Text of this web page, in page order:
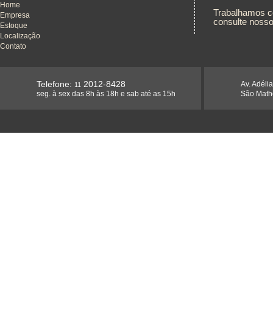
Home
Empresa
Estoque
Localização
Contato
Trabalhamos
consulte
Telefone: 11 2012-8428
seg. à sex das 8h às 18h e sab até as 15h
Av.
São